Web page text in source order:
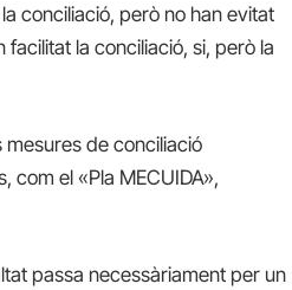
conciliació, però no han evitat
la conciliació, si, però la
mesures de conciliació
com el «Pla MECUIDA»,
passa necessàriament per un